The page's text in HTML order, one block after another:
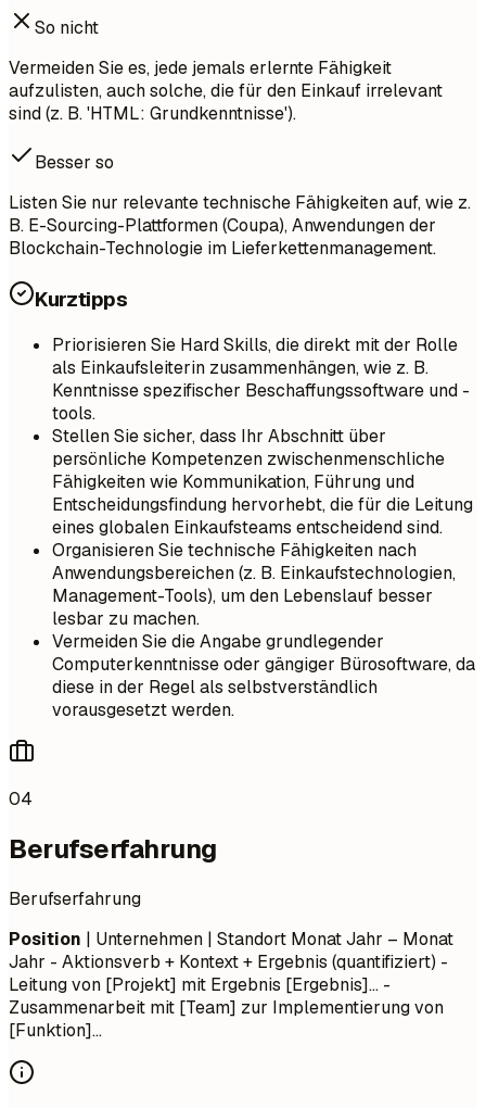
So nicht
Vermeiden Sie es, jede jemals erlernte Fähigkeit
aufzulisten, auch solche, die für den Einkauf irrelevant
sind (z. B. 'HTML: Grundkenntnisse').
Besser so
Listen Sie nur relevante technische Fähigkeiten auf, wie z.
B. E-Sourcing-Plattformen (Coupa), Anwendungen der
Blockchain-Technologie im Lieferkettenmanagement.
Kurztipps
Priorisieren Sie Hard Skills, die direkt mit der Rolle
als Einkaufsleiterin zusammenhängen, wie z. B.
Kenntnisse spezifischer Beschaffungssoftware und -
tools.
Stellen Sie sicher, dass Ihr Abschnitt über
persönliche Kompetenzen zwischenmenschliche
Fähigkeiten wie Kommunikation, Führung und
Entscheidungsfindung hervorhebt, die für die Leitung
eines globalen Einkaufsteams entscheidend sind.
Organisieren Sie technische Fähigkeiten nach
Anwendungsbereichen (z. B. Einkaufstechnologien,
Management-Tools), um den Lebenslauf besser
lesbar zu machen.
Vermeiden Sie die Angabe grundlegender
Computerkenntnisse oder gängiger Bürosoftware, da
diese in der Regel als selbstverständlich
vorausgesetzt werden.
04
Berufserfahrung
Berufserfahrung
Position | Unternehmen | Standort Monat Jahr – Monat
Jahr - Aktionsverb + Kontext + Ergebnis (quantifiziert) -
Leitung von [Projekt] mit Ergebnis [Ergebnis]... -
Zusammenarbeit mit [Team] zur Implementierung von
[Funktion]...